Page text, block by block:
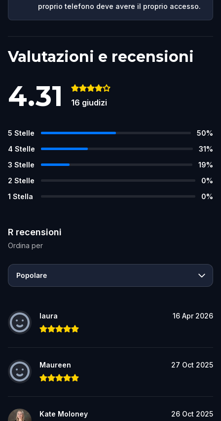
proprio telefono deve avere il proprio accesso.
Valutazioni e recensioni
4.31 16 giudizi
5 Stelle 50%
4 Stelle 31%
3 Stelle 19%
2 Stelle 0%
1 Stella 0%
R recensioni
Ordina per
Popolare
laura 16 Apr 2026
Maureen 27 Oct 2025
Kate Moloney 26 Oct 2025